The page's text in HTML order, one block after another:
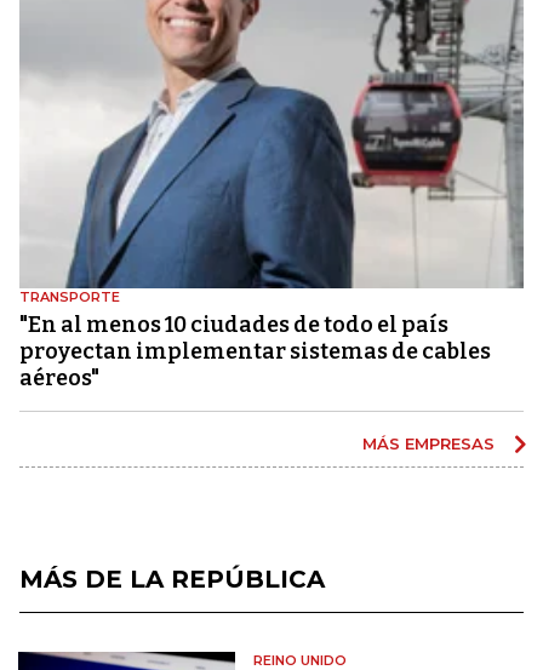
TRANSPORTE
"En al menos 10 ciudades de todo el país
proyectan implementar sistemas de cables
aéreos"
MÁS EMPRESAS
MÁS DE LA REPÚBLICA
REINO UNIDO